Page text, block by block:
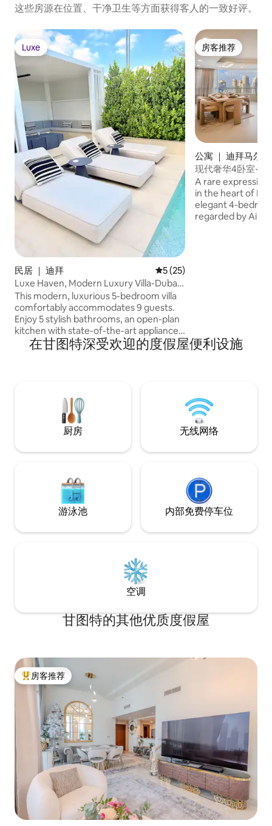
这些房源在位置、干净卫生等方面获得客人的一致好评。
Luxe
Luxe
民居 ｜ 迪拜 平均评分 5 分（满分 5 分）
5 (25)
Luxe Haven, Modern Luxury Villa-Dubai
Hills Estate
This modern, luxurious 5-bedroom villa
comfortably accommodates 9 guests.
Enjoy 5 stylish bathrooms, an open-plan
kitchen with state-of-the-art appliances,
& spacious living/dining areas. Relax in
the outdoor kitchen with a built-in BBQ,
& disinfecting for a pristine, stress-free
stay. It's a perfect home away from
home, with every detail designed for
your comfort & privacy!
房客推荐
房客推荐
公寓 ｜ 迪拜马尔萨
现代奢华4卧室+
A rare
in the heart of
elegant 4-
regarded by
在甘图特深受欢迎的度假屋便利设施
厨房 无线网络
游泳池 内部免费停车位
空调
甘图特的其他优质度假屋
热门「房客推荐」
房客推荐